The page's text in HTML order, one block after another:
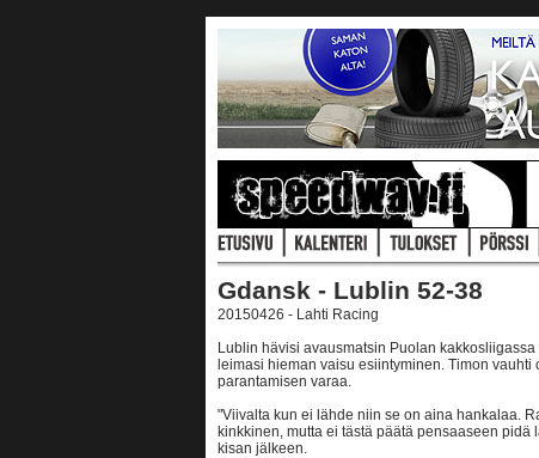
Gdansk - Lublin 52-38
20150426 - Lahti Racing
Lublin hävisi avausmatsin Puolan
leimasi hieman vaisu esiintyminen. Timon
parantamisen varaa.
"Viivalta kun ei lähde niin se on aina hankalaa.
kinkkinen, mutta ei tästä päätä pensaaseen
kisan jälkeen.